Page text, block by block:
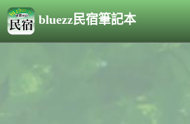
bluezz民宿筆記本